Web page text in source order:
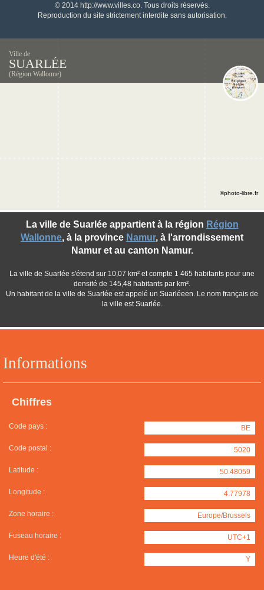
© 2014 http://www.villes.co. Tous droits réservés.
Reproduction du site strictement interdite sans autorisation.
Ville de
SUARLÉE
(Région Wallonne)
Informations
Chiffres
Code pays : BE
Code postal : 5020
Latitude : 50.48059
Longitude : 4.77978
Zone horaire : Europe/Brussels
Fuseau horaire : UTC+1
Heure d'été : Y
La ville de Suarlée appartient à la région Région
Wallonne, à la province Namur, à l'arrondissement
Namur et au canton Namur.
La ville de Suarlée s'étend sur 10,07 km² et compte 1 465 habitants pour une
densité de 145,48 habitants par km².
Un habitant de la ville de Suarlée est appelé un Suarléeen. Le nom français de
la ville est Suarlée.
©photo-libre.fr